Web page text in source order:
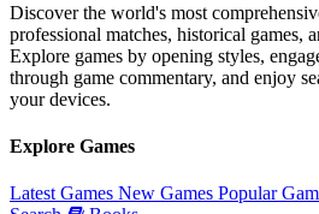
Discover the world's most
professional matches, historical games,
Explore games by opening styles,
through game commentary, and enjoy
your devices.
Explore Games
Latest Games New Games Popular